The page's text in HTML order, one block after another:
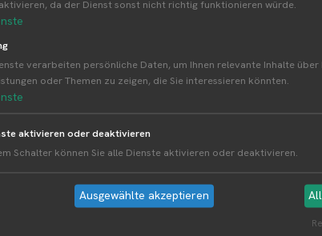
da der Dienst sonst nicht richtig funktionieren würde.
verarbeiten persönliche Daten, um Ihnen relevante Inhalte über
oder Themen zu zeigen, die Sie interessieren könnten.
aktivieren oder deaktivieren
Schalter können Sie alle Dienste aktivieren oder deaktivieren.
Ausgewählte akzeptieren